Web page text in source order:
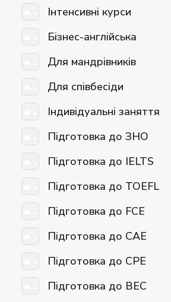
Інтенсивні курси
Бізнес-англійська
Для мандрівників
Для співбесіди
Індивідуальні заняття
Підготовка до ЗНО
Підготовка до IELTS
Підготовка до TOEFL
Підготовка до FCE
Підготовка до CAE
Підготовка до CPE
Підготовка до BEC